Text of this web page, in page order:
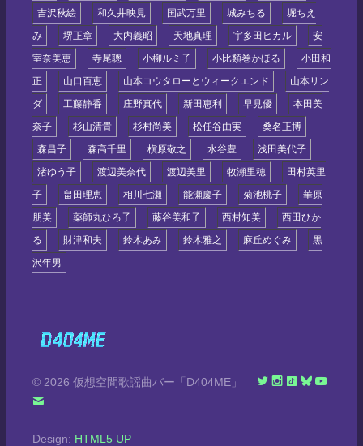
吉沢秋絵
和久井映見 国武万里 城みちる
堀ちえ
み
堺正章 大内義昭 天地真理 宇多田ヒカル
安
室奈美恵
寺尾聰 小柳ルミ子 小比類巻かほる
小田和
正
山口百恵 山本コウタローとウィークエンド
山本リン
ダ
工藤静香 庄野真代 新田恵利 早見優
本田美
奈子
杉山清貴 杉村尚美 松任谷由実
桑名正博
森昌子
森高千里 槇原敬之 水谷豊
浅田美代子
渚ゆう子
渡辺美奈代 渡辺美里 牧瀬里穂
田村英里
子
畠田理恵 相川七瀬 能瀬慶子 菊池桃子
華原
朋美
薬師丸ひろ子 藤谷美和子 西村知美
西田ひか
る
財津和夫 鈴木あみ 鈴木雅之 麻丘めぐみ
黒
沢年男
© 2026 仮想空間歌謡曲バー「D404ME」
Design: HTML5 UP